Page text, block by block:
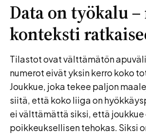
Data on työkalu
konteksti
Tilastot ovat välttämätön
numerot eivät yksin kerro koko
Joukkue, joka tekee paljon
siitä, että koko liiga on
ei välttämättä siksi, että joukkue
poikkeuksellisen tehokas. Siksi